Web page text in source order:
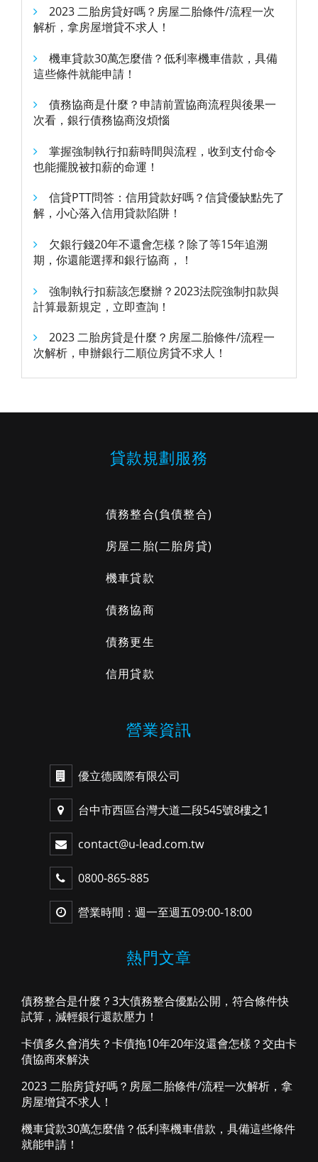
2023 二胎房貸好嗎？房屋二胎條件/流程一次
解析，拿房屋增貸不求人！
機車貸款30萬怎麼借？低利率機車借款，具備
這些條件就能申請！
債務協商是什麼？申請前置協商流程與後果一
次看，銀行債務協商沒煩惱
掌握強制執行扣薪時間與流程，收到支付命令
也能擺脫被扣薪的命運！
信貸PTT問答：信用貸款好嗎？信貸優缺點先了
解，小心落入信用貸款陷阱！
欠銀行錢20年不還會怎樣？除了等15年追溯
期，你還能選擇和銀行協商，！
強制執行扣薪該怎麼辦？2023法院強制扣款與
計算最新規定，立即查詢！
2023 二胎房貸是什麼？房屋二胎條件/流程一
次解析，申辦銀行二順位房貸不求人！
貸款規劃服務
債務整合(負債整合)
房屋二胎(二胎房貸)
機車貸款
債務協商
債務更生
信用貸款
營業資訊
優立德國際有限公司
台中市西區台灣大道二段545號8樓之1
contact@u-lead.com.tw
0800-865-885
營業時間：週一至週五09:00-18:00
熱門文章
債務整合是什麼？3大債務整合優點公開，符合條件快
試算，減輕銀行還款壓力！
卡債多久會消失？卡債拖10年20年沒還會怎樣？交由卡
債協商來解決
2023 二胎房貸好嗎？房屋二胎條件/流程一次解析，拿
房屋增貸不求人！
機車貸款30萬怎麼借？低利率機車借款，具備這些條件
就能申請！